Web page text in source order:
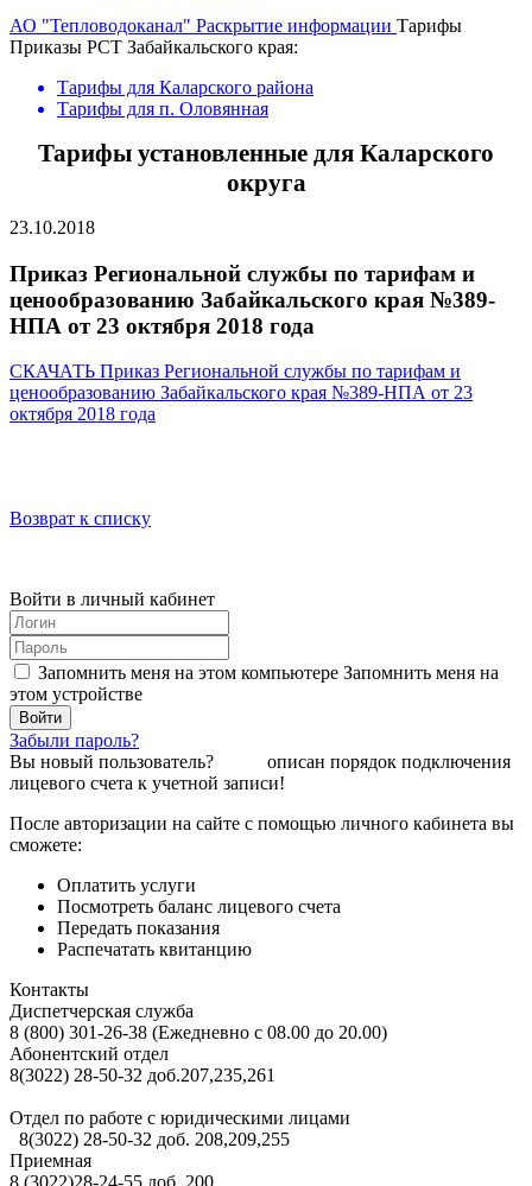
АО "Тепловодоканал" Раскрытие информации Тарифы
Приказы РСТ Забайкальского края:
Тарифы для Каларского района
Тарифы для п. Оловянная
Тарифы установленные для Каларского
округа
23.10.2018
Приказ Региональной службы по тарифам и
ценообразованию Забайкальского края №389-
НПА от 23 октября 2018 года
СКАЧАТЬ Приказ Региональной службы по тарифам и
ценообразованию Забайкальского края №389-НПА от 23
октября 2018 года
Возврат к списку
Войти в личный кабинет
Запомнить меня на этом компьютере Запомнить меня на
этом устройстве
Забыли пароль?
Вы новый пользователь?
описан порядок подключения
лицевого счета к учетной записи!
После авторизации на сайте с помощью личного кабинета вы
сможете:
Оплатить услуги
Посмотреть баланс лицевого счета
Передать показания
Распечатать квитанцию
Контакты
Диспетчерская служба
8 (800) 301-26-38 (Ежедневно с 08.00 до 20.00)
Абонентский отдел
8(3022) 28-50-32 доб.207,235,261
Отдел по работе с юридическими лицами
8(3022) 28-50-32 доб. 208,209,255
Приемная